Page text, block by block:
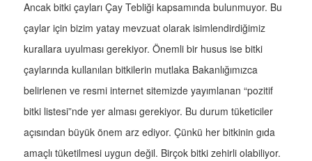
Ancak bitki çayları Çay Tebliği kapsamında bulunmuyor. Bu
çaylar için bizim yatay mevzuat olarak isimlendirdiğimiz
kurallara uyulması gerekiyor. Önemli bir husus ise bitki
çaylarında kullanılan bitkilerin mutlaka Bakanlığımızca
belirlenen ve resmi internet sitemizde yayımlanan “pozitif
bitki listesi”nde yer alması gerekiyor. Bu durum tüketiciler
açısından büyük önem arz ediyor. Çünkü her bitkinin gıda
amaçlı tüketilmesi uygun değil. Birçok bitki zehirli olabiliyor.